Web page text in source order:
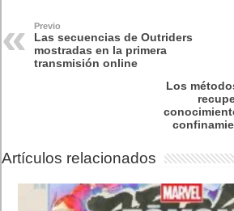
o angulares(« ») en un ordenador?
10 sitios para recibir SMS de validación sin
mostrar nuestro número real
¿Cómo ver una versión antigua de página
¿Cómo desactivar suspensión en Windows 7,
¿Cómo descargar Windows 10 abril 2018
(32 bits / 64 bits)